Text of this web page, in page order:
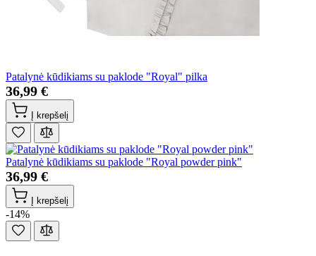
Patalynė kūdikiams su paklode "Royal" pilka
36,99 €
Į krepšelį
Patalynė kūdikiams su paklode "Royal powder pink"
36,99 €
Į krepšelį
-14%